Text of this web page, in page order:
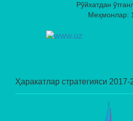
Рўйхатдан
Меҳмонлар:
Ҳаракатлар стратегияси 2017-